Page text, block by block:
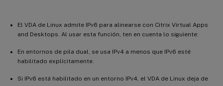
El VDA de Linux admite IPv6 para alinearse con Citrix Virtual Apps
and Desktops. Al usar esta función, ten en cuenta lo siguiente:
En entornos de pila dual, se usa IPv4 a menos que IPv6 esté
habilitado explícitamente.
Si IPv6 está habilitado en un entorno IPv4, el VDA de Linux deja de